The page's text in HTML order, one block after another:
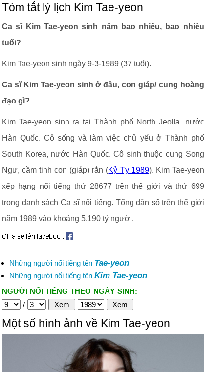
Tóm tắt lý lịch Kim Tae-yeon
Ca sĩ Kim Tae-yeon sinh năm bao nhiêu, bao nhiêu
tuổi?
Kim Tae-yeon sinh ngày 9-3-1989 (37 tuổi).
Ca sĩ Kim Tae-yeon sinh ở đâu, con giáp/ cung hoàng
đạo gì?
Kim Tae-yeon sinh ra tại Thành phố North Jeolla, nước
Hàn Quốc. Cô sống và làm việc chủ yếu ở Thành phố
South Korea, nước Hàn Quốc. Cô sinh thuộc cung Song
Ngư, cầm tinh con (giáp) rắn (Kỷ Tỵ 1989). Kim Tae-yeon
xếp hạng nổi tiếng thứ 28677 trên thế giới và thứ 699
trong danh sách Ca sĩ nổi tiếng. Tổng dân số trên thế giới
năm 1989 vào khoảng 5.190 tỷ người.
Những người nổi tiếng tên Tae-yeon
Những người nổi tiếng tên Kim Tae-yeon
NGƯỜI NỔI TIẾNG THEO NGÀY SINH:
/
Một số hình ảnh về Kim Tae-yeon